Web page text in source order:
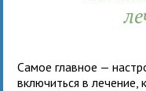
Самое главное —
включиться в лечение,